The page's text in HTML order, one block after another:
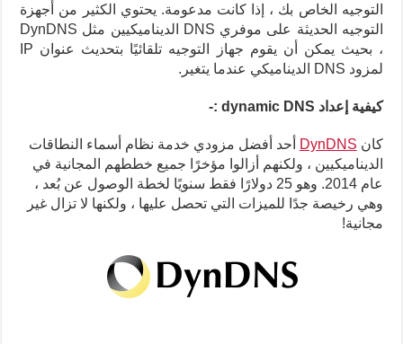
التوجيه الخاص بك ، إذا كانت مدعومة. يحتوي الكثير من أجهزة
التوجيه الحديثة على موفري DNS الديناميكيين مثل DynDNS
، بحيث يمكن أن يقوم جهاز التوجيه تلقائيًا بتحديث عنوان IP
لمزود DNS الديناميكي عندما يتغير.
كيفية إعداد dynamic DNS :-
كان DynDNS أحد أفضل مزودي خدمة نظام أسماء النطاقات
الديناميكيين ، ولكنهم أزالوا مؤخرًا جميع خططهم المجانية في
عام 2014. وهو 25 دولارًا فقط سنويًا لخطة الوصول عن بُعد ،
وهي رخيصة جدًا للميزات التي تحصل عليها ، ولكنها لا تزال غير
مجانية!